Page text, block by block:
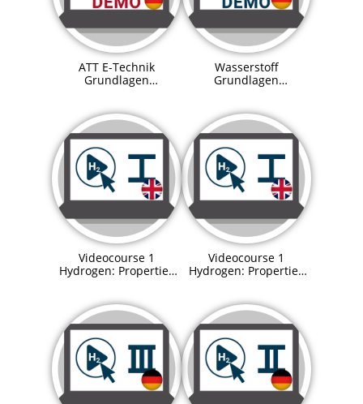
ATT E-Technik
Grundlagen
Wasserstoff
Grundlagen
Videocourse 1
Hydrogen: Properties
Videocourse 1
Hydrogen: Properties